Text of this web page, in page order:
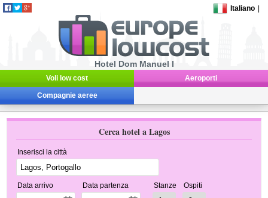
Italiano
Hotel Dom Manuel I
Voli low cost Aeroporti
Compagnie aeree
Cerca hotel a Lagos
Inserisci la città
Data arrivo Data partenza Stanze Ospiti